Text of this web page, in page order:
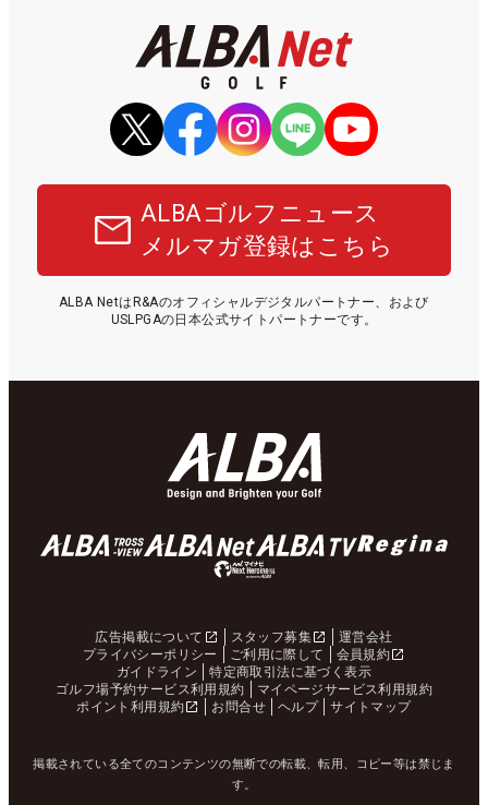
ALBAゴルフニュース
メルマガ登録はこちら
ALBA NetはR&Aのオフィシャルデジタルパートナー、および
USLPGAの日本公式サイトパートナーです。
広告掲載について スタッフ募集
運営会社
プライバシーポリシー
ご利用に際して
会員規約
ガイドライン
特定商取引法に基づく表示
ゴルフ場予約サービス利用規約
マイページサービス利用規約
ポイント利用規約
お問合せ ヘルプ サイトマップ
掲載されている全てのコンテンツの無断での転載、転用、コピー等は禁じま
す。